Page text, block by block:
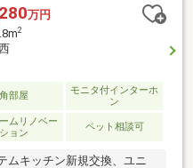
ン履歴あり】◇フローリン
ス新規貼替◇床暖房新規交
交換◇Panasonic製洗面化
トイレ新規交換・ユニット
機付）◇ＬＩＸＩＬ製シス
食器洗い機付）◇給湯器新規
万円
2
角部屋
モニタ付インターホ
ン
ムリノベー
ション
ペット相談可
ムキッチン新規交換、ユニ